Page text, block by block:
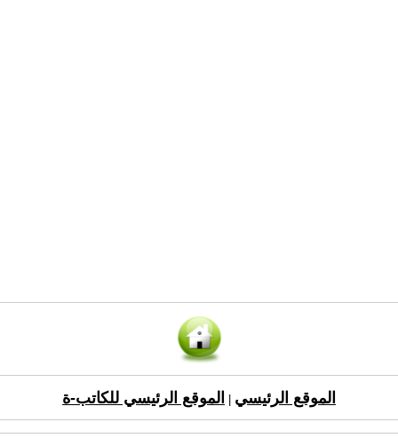
الموقع الرئيسي الموقع الرئيسي للكاتب-ة